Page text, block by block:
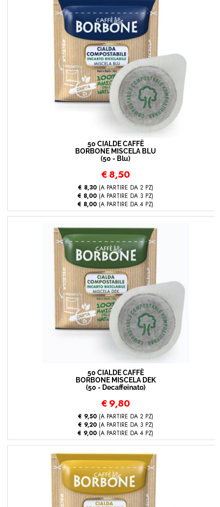
50 CIALDE CAFFÈ
BORBONE MISCELA BLU
(50 - Blu)
€ 8,50
€ 8,30(A PARTIRE DA 2 PZ)
€ 8,00 (A PARTIRE DA 3 PZ)
€ 8,00 (A PARTIRE DA 4 PZ)
50 CIALDE CAFFÈ
BORBONE MISCELA DEK
(50 - Decaffeinato)
€ 9,80
€ 9,50(A PARTIRE DA 2 PZ)
€ 9,20(A PARTIRE DA 3 PZ)
€ 9,00 (A PARTIRE DA 4 PZ)